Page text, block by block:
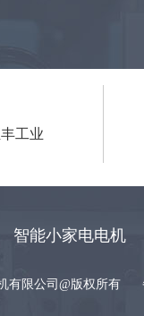
工业
智能小家电电机
有限公司@版权所有